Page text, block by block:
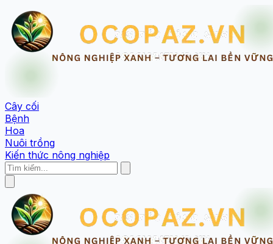
Cây cối
Bệnh
Hoa
Nuôi trồng
Kiến thức nông nghiệp